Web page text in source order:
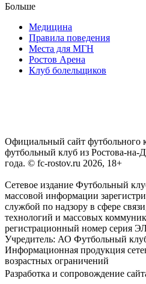
Больше
Медицина
Правила поведения
Места для МГН
Ростов Арена
Клуб болельщиков
Официальный сайт футбольного
футбольный клуб из Ростова-на-
года. © fc-rostov.ru 2026, 18+
Сетевое издание Футбольный
массовой информации
службой по надзору в сфере
технологий и массовых
регистрационный номер серия
Учредитель: АО Футбольный
Информационная продукция
возрастных ограничений
Разработка и сопровождение